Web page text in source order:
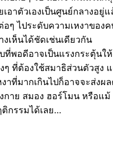
าตัวเองเป็นศูนย์กลางอยู่แ
ๆ ไประดับความเหงาของ
งเห็นได้ชัดเช่นเดียวกัน
ที่พอดีอาจเป็นแรงกระตุ้นให้
ๆ ที่ต้องใช้สมาธิส่วนตัวสูง
าที่มากเกินไปก็อาจจะส่งผ
กาย สมอง ฮอร์โมน หรือแม้
กรรมได้เลย…